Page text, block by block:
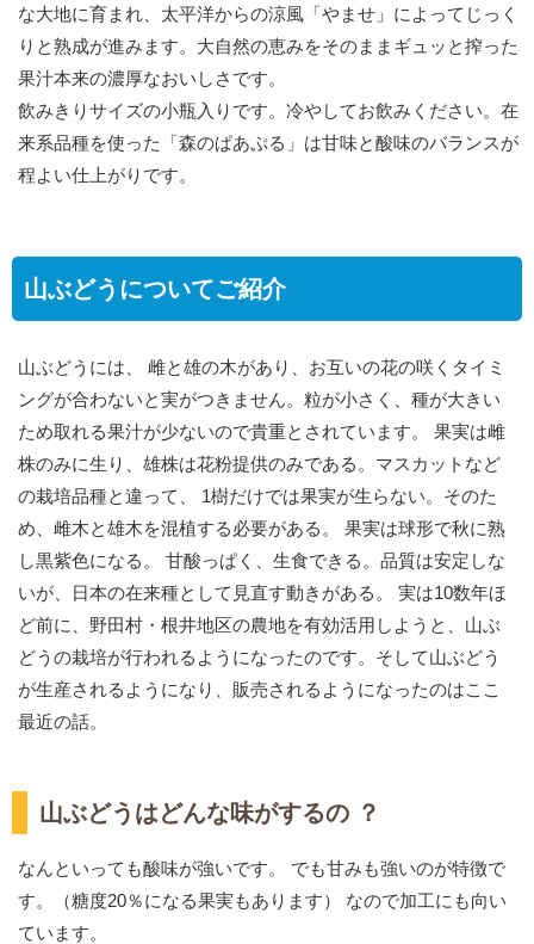
な大地に育まれ、太平洋からの涼風「やませ」によってじっく
りと熟成が進みます。大自然の恵みをそのままギュッと搾った
果汁本来の濃厚なおいしさです。
飲みきりサイズの小瓶入りです。冷やしてお飲みください。在
来系品種を使った「森のぱあぷる」は甘味と酸味のバランスが
程よい仕上がりです。
山ぶどうについてご紹介
山ぶどうには、 雌と雄の木があり、お互いの花の咲くタイミ
ングが合わないと実がつきません。粒が小さく、種が大きい
ため取れる果汁が少ないので貴重とされています。 果実は雌
株のみに生り、雄株は花粉提供のみである。マスカットなど
の栽培品種と違って、 1樹だけでは果実が生らない。そのた
め、雌木と雄木を混植する必要がある。 果実は球形で秋に熟
し黒紫色になる。 甘酸っぱく、生食できる。品質は安定しな
いが、日本の在来種として見直す動きがある。 実は10数年ほ
ど前に、野田村・根井地区の農地を有効活用しようと、山ぶ
どうの栽培が行われるようになったのです。そして山ぶどう
が生産されるようになり、販売されるようになったのはここ
最近の話。
山ぶどうはどんな味がするの ？
なんといっても酸味が強いです。 でも甘みも強いのが特徴で
す。（糖度20％になる果実もあります） なので加工にも向い
ています。